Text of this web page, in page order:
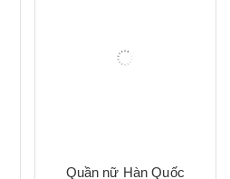
Quần nữ Hàn Quốc